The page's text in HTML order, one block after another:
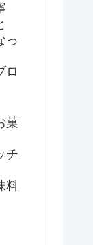
っ
ロ
菓
チ
料